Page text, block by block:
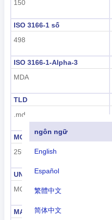
ngôn ngữ
English
Español
繁體中文
简体中文
150
ISO 3166-1 số
498
ISO 3166-1-Alpha-3
MDA
TLD
.md
MCC
259
UNDP
MOL
MARC